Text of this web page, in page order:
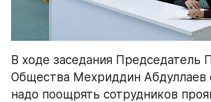
В ходе заседания Председатель
Общества Мехриддин Абдуллаев
надо поощрять сотрудников